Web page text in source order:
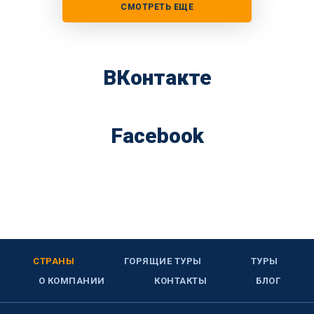
СМОТРЕТЬ ЕЩЕ
ВКонтакте
Facebook
СТРАНЫ ГОРЯЩИЕ ТУРЫ
ТУРЫ
О КОМПАНИИ
КОНТАКТЫ БЛОГ